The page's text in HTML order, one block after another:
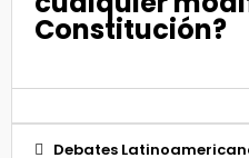
Constitución?
Debates